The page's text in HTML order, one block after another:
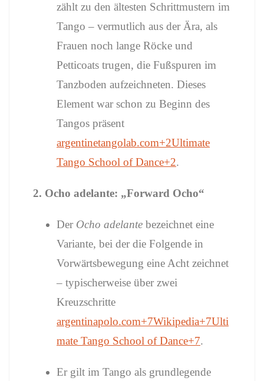
zählt zu den ältesten Schrittmustern im
Tango – vermutlich aus der Ära, als
Frauen noch lange Röcke und
Petticoats trugen, die Fußspuren im
Tanzboden aufzeichneten. Dieses
Element war schon zu Beginn des
Tangos präsent
argentinetangolab.com+2Ultimate
Tango School of Dance+2.
2. Ocho adelante: „Forward Ocho“
Der Ocho adelante bezeichnet eine
Variante, bei der die Folgende in
Vorwärtsbewegung eine Acht zeichnet
– typischerweise über zwei
Kreuzschritte
argentinapolo.com+7Wikipedia+7Ulti
mate Tango School of Dance+7.
Er gilt im Tango als grundlegende